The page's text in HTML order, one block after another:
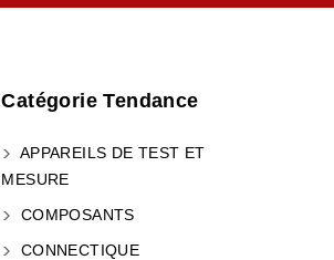
Catégorie Tendance
APPAREILS DE TEST ET
MESURE
COMPOSANTS
CONNECTIQUE